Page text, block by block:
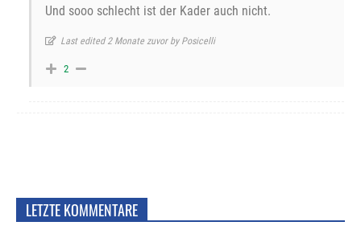
Und sooo schlecht ist der Kader auch nicht.
Last edited 2 Monate zuvor by Posicelli
2
LETZTE KOMMENTARE